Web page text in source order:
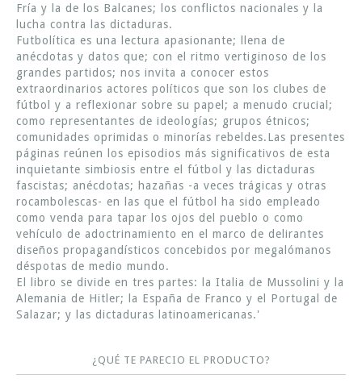
Fría y la de los Balcanes; los conflictos nacionales y la
lucha contra las dictaduras.
Futbolítica es una lectura apasionante; llena de
anécdotas y datos que; con el ritmo vertiginoso de los
grandes partidos; nos invita a conocer estos
extraordinarios actores políticos que son los clubes de
fútbol y a reflexionar sobre su papel; a menudo crucial;
como representantes de ideologías; grupos étnicos;
comunidades oprimidas o minorías rebeldes.Las presentes
páginas reúnen los episodios más significativos de esta
inquietante simbiosis entre el fútbol y las dictaduras
fascistas; anécdotas; hazañas -a veces trágicas y otras
rocambolescas- en las que el fútbol ha sido empleado
como venda para tapar los ojos del pueblo o como
vehículo de adoctrinamiento en el marco de delirantes
diseños propagandísticos concebidos por megalómanos
déspotas de medio mundo.
El libro se divide en tres partes: la Italia de Mussolini y la
Alemania de Hitler; la España de Franco y el Portugal de
Salazar; y las dictaduras latinoamericanas.'
¿QUÉ TE PARECIO EL PRODUCTO?